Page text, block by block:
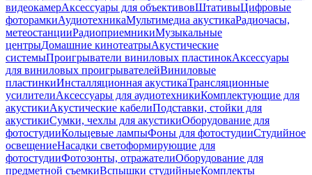
видеокамерАксессуары для объективовШтативыЦифровые
фоторамкиАудиотехникаМультимедиа акустикаРадиочасы,
метеостанцииРадиоприемникиМузыкальные
центрыДомашние кинотеатрыАкустические
системыПроигрыватели виниловых пластинокАксессуары
для виниловых проигрывателейВиниловые
пластинкиИнсталляционная акустикаТрансляционные
усилителиАксессуары для аудиотехникиКомплектующие для
акустикиАкустические кабелиПодставки, стойки для
акустикиСумки, чехлы для акустикиОборудование для
фотостудииКольцевые лампыФоны для фотостудииСтудийное
освещениеНасадки светоформирующие для
фотостудииФотозонты, отражателиОборудование для
предметной съемкиВспышки студийныеКомплекты